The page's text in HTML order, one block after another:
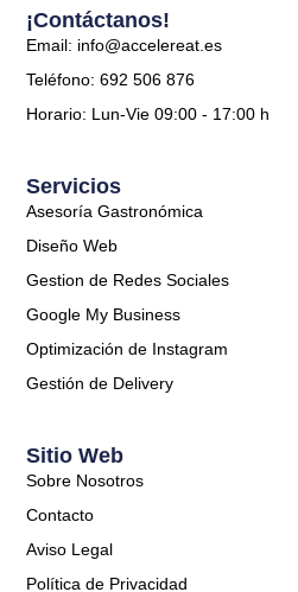
Servicios
Asesoría Gastronómica
Diseño Web
Gestion de Redes Sociales
Google My Business
Optimización de Instagram
Gestión de Delivery
Sitio Web
Sobre Nosotros
Contacto
Aviso Legal
Política de Privacidad
¡Contáctanos!
Email: info@accelereat.es
Teléfono: 692 506 876
Horario: Lun-Vie 09:00 - 17:00 h